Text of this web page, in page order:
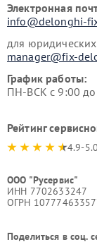
Электронная
info@delonghi-
для
manager@fix-
График работы:
ПН-ВСК с 9:00
Рейтинг
4.9-5.0
ООО "Русервис"
ИНН 7702633247
ОГРН
Поделиться в соц.